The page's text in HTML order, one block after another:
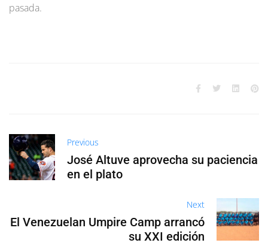
pasada.
Previous
José Altuve aprovecha su paciencia
en el plato
Next
El Venezuelan Umpire Camp arrancó
su XXI edición